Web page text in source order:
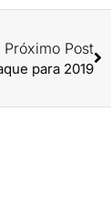
Próximo Post
para 2019